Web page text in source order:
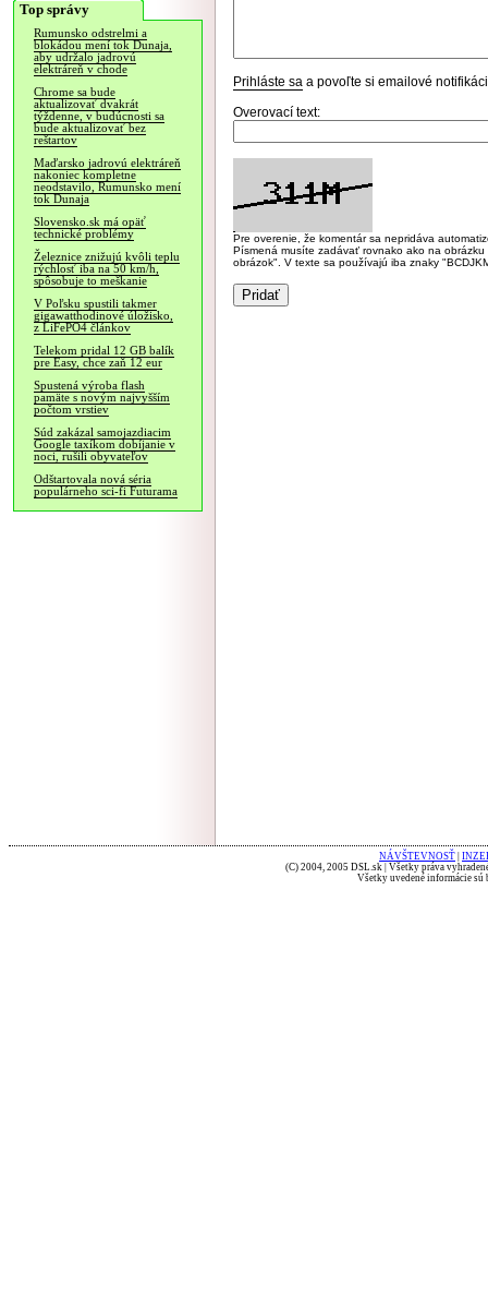
Top správy
Rumunsko odstrelmi a
blokádou mení tok Dunaja,
aby udržalo jadrovú
elektráreň v chode
Chrome sa bude
aktualizovať dvakrát
týždenne, v budúcnosti sa
bude aktualizovať bez
reštartov
Maďarsko jadrovú elektráreň
nakoniec kompletne
neodstavilo, Rumunsko mení
tok Dunaja
Slovensko.sk má opäť
technické problémy
Železnice znižujú kvôli teplu
rýchlosť iba na 50 km/h,
spôsobuje to meškanie
V Poľsku spustili takmer
gigawatthodinové úložisko,
z LiFePO4 článkov
Telekom pridal 12 GB balík
pre Easy, chce zaň 12 eur
Spustená výroba flash
pamäte s novým najvyšším
počtom vrstiev
Súd zakázal samojazdiacim
Google taxíkom dobíjanie v
noci, rušili obyvateľov
Odštartovala nová séria
populárneho sci-fi Futurama
Prihláste sa a povoľte si emailové
Overovací text:
Pre overenie, že komentár sa nepridáva
Písmená musíte zadávať rovnako ako na
obrázok". V texte sa používajú iba znaky
NÁVŠTEVNOSŤ
(C) 2004, 2005 DSL.sk | Všetky práva
Všetky uvedené informácie sú